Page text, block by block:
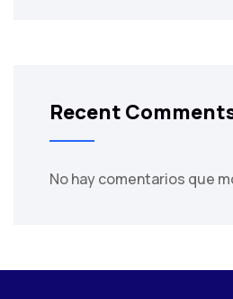
Recent
No hay comentarios que